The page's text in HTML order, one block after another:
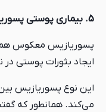
5. بیماری پوستی پسوریازیس معکوس
پسوریازیس معکوس هم
ایجاد بثورات پوستی
این نوع پسوریازیس
می‌کند. همانطور که